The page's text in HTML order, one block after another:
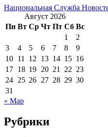
Национальная Служба
Август 2026
Пн Вт Ср Чт Пт Сб Вс
1
2
3
4 5 6 7 8
9
10 11 12 13 14 15 16
17 18 19 20 21 22 23
24 25 26 27 28 29 30
31
« Мар
Рубрики